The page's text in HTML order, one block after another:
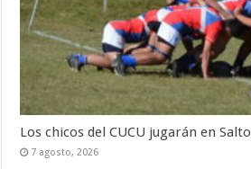
Los chicos del CUCU jugarán en Salto
7 agosto, 2026